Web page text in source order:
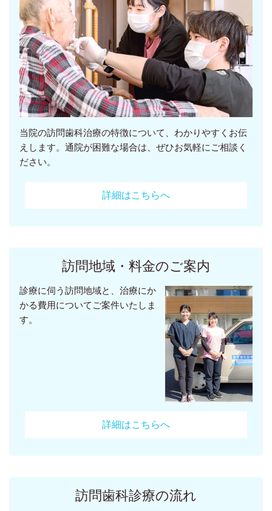
当院の訪問歯科治療の特徴について、わかりやすくお伝
えします。通院が困難な場合は、ぜひお気軽にご相談く
ださい。
詳細はこちらへ
訪問地域・料金のご案内
診療に伺う訪問地域と、治療にか
かる費用についてご案件いたしま
す。
詳細はこちらへ
訪問歯科診療の流れ